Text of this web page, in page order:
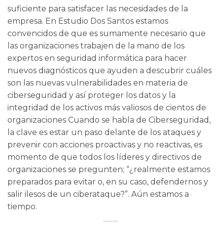
suficiente para satisfacer las necesidades de la
empresa. En Estudio Dos Santos estamos
convencidos de que es sumamente necesario que
las organizaciones trabajen de la mano de los
expertos en seguridad informática para hacer
nuevos diagnósticos que ayuden a descubrir cuáles
son las nuevas vulnerabilidades en materia de
ciberseguridad y así proteger los datos y la
integridad de los activos más valiosos de cientos de
organizaciones Cuando se habla de Ciberseguridad,
la clave es estar un paso delante de los ataques y
prevenir con acciones proactivas y no reactivas, es
momento de que todos los líderes y directivos de
organizaciones se pregunten; “¿realmente estamos
preparados para evitar o, en su caso, defendernos y
salir ilesos de un ciberataque?”. Aún estamos a
tiempo.